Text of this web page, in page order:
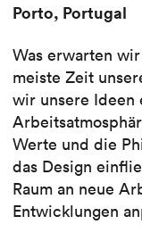
Porto, Portugal
Was erwarten
meiste Zeit
wir unsere Ideen
Werte und die
das Design
Raum an neue
Entwicklungen